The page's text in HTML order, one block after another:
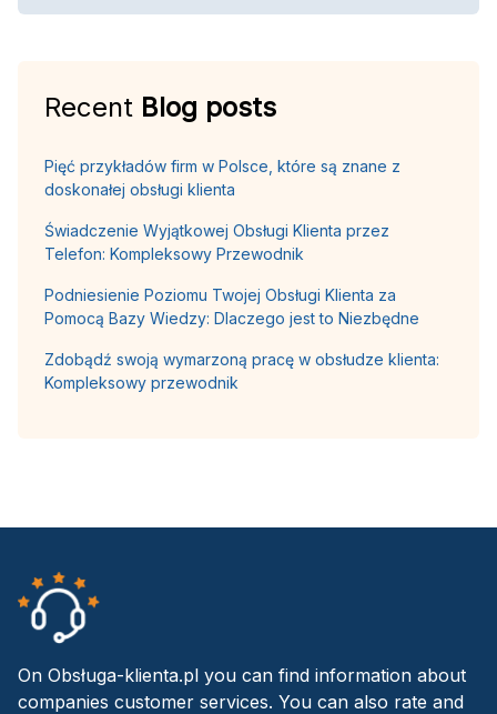
Recent Blog posts
Pięć przykładów firm w Polsce, które są znane z
doskonałej obsługi klienta
Świadczenie Wyjątkowej Obsługi Klienta przez
Telefon: Kompleksowy Przewodnik
Podniesienie Poziomu Twojej Obsługi Klienta za
Pomocą Bazy Wiedzy: Dlaczego jest to Niezbędne
Zdobądź swoją wymarzoną pracę w obsłudze klienta:
Kompleksowy przewodnik
On Obsługa-klienta.pl you can find information about
companies customer services. You can also rate and